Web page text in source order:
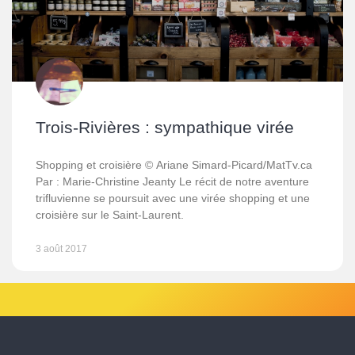
Trois-Rivières : sympathique virée
Shopping et croisière © Ariane Simard-Picard/MatTv.ca
Par : Marie-Christine Jeanty Le récit de notre aventure
trifluvienne se poursuit avec une virée shopping et une
croisière sur le Saint-Laurent.
3 août 2017